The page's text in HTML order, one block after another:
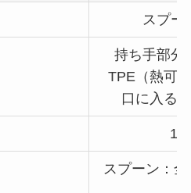
スプー
持ち手部分
TPE（熱可
口に入る
1
スプーン：